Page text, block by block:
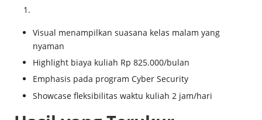
Visual menampilkan suasana kelas malam yang
nyaman
Highlight biaya kuliah Rp 825.000/bulan
Emphasis pada program Cyber Security
Showcase fleksibilitas waktu kuliah 2 jam/hari